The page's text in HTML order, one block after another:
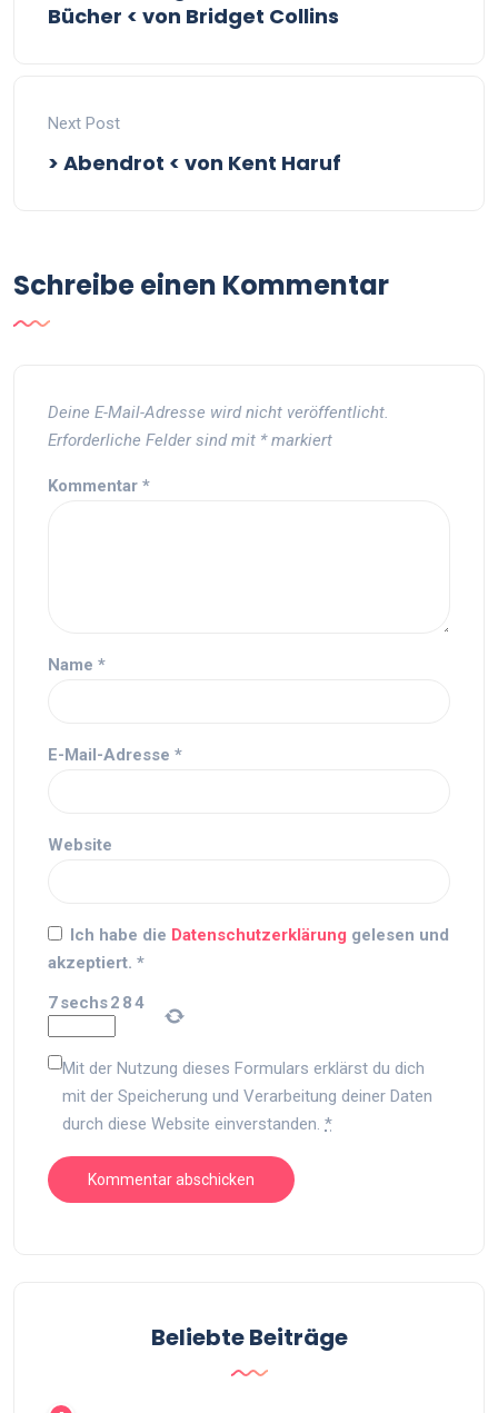
Bücher < von Bridget Collins
Next Post
> Abendrot < von Kent Haruf
Schreibe einen Kommentar
Deine E-Mail-Adresse wird nicht veröffentlicht.
Erforderliche Felder sind mit *markiert
Kommentar *
Name *
E-Mail-Adresse *
Website
Ich habe die Datenschutzerklärung gelesen und
akzeptiert. *
7sechs2 84
Mit der Nutzung dieses Formulars erklärst du dich
mit der Speicherung und Verarbeitung deiner Daten
durch diese Website einverstanden. *
Beliebte Beiträge